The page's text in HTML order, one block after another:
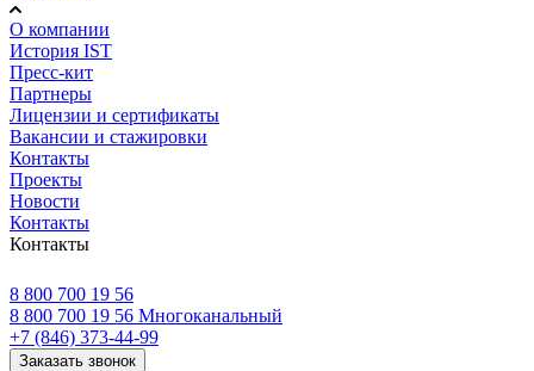
О компании
История IST
Пресс-кит
Партнеры
Лицензии и сертификаты
Вакансии и стажировки
Контакты
Проекты
Новости
Контакты
Контакты
8 800 700 19 56
8 800 700 19 56 Многоканальный
+7 (846) 373-44-99
Заказать звонок